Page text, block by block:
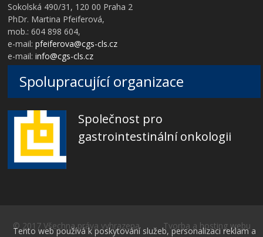
Sokolská 490/31, 120 00 Praha 2
PhDr. Martina Pfeiferová,
mob.: 604 898 604,
e-mail:pfeiferova@cgs-cls.cz
e-mail:info@cgs-cls.cz
Spolupracující organizace
Společnost pro
gastrointestinální onkologii
© 2017 Všechna práva vyhrazena Tvorba a hosting webu
Tento web používá k poskytování služeb, personalizaci reklam a